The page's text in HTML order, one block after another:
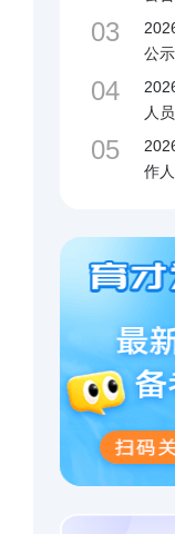
03
公
04
人
05
作